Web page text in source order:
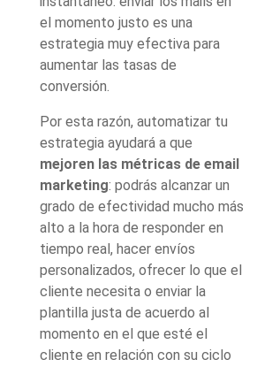
el momento justo es una
estrategia muy efectiva para
aumentar las tasas de
conversión.
Por esta razón, automatizar tu
estrategia ayudará a que
mejoren las métricas de email
marketing: podrás alcanzar un
grado de efectividad mucho más
alto a la hora de responder en
tiempo real, hacer envíos
personalizados, ofrecer lo que el
cliente necesita o enviar la
plantilla justa de acuerdo al
momento en el que esté el
cliente en relación con su ciclo